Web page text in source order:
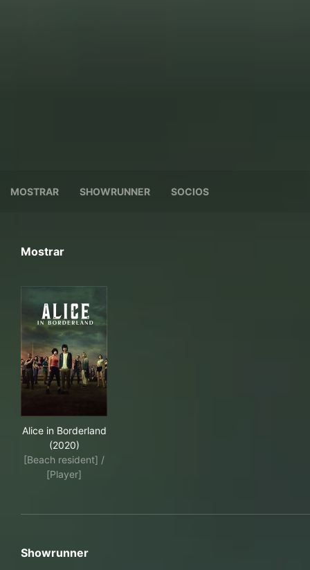
MOSTRAR SHOWRUNNER SOCIOS
Mostrar
Alice in Borderland
(2020)
[Beach resident] /
[Player]
Showrunner